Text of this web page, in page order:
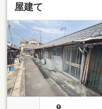
屋建て